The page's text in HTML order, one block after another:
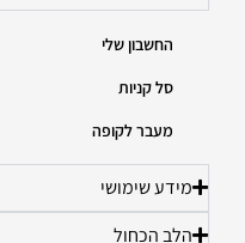
החשבון שלי
סל קניות
מעבר לקופה
מידע שימושי
הלב הכחול